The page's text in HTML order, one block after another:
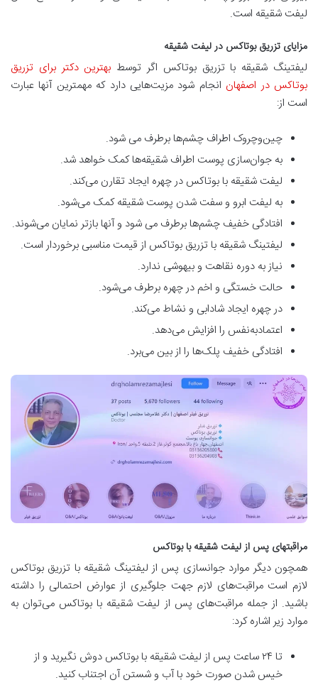
لیفت شقیقه است.
مزایای تزریق بوتاکس در لیفت شقیقه
لیفتینگ شقیقه با تزریق بوتاکس اگر توسط بهترین دکتر برای تزریق
بوتاکس در اصفهان انجام شود مزیت‌هایی دارد که مهمترین آنها عبارت
است از:
چین‌وچروک اطراف چشم‌ها برطرف می شود.
به جوان‌سازی پوست اطراف شقیقه‌ها کمک خواهد شد.
لیفت شقیقه با بوتاکس در چهره ایجاد تقارن می‌کند.
به لیفت ابرو و سفت شدن پوست شقیقه کمک می‌شود.
افتادگی خفیف چشم‌ها برطرف می شود و آنها بازتر نمایان می‌شوند.
لیفتینگ شقیقه با تزریق بوتاکس از قیمت مناسبی برخوردار است.
نیاز به دوره نقاهت و بیهوشی ندارد.
حالت خستگی و اخم در چهره برطرف می‌شود.
در چهره ایجاد شادابی و نشاط می‌کند.
اعتمادبه‌نفس را افزایش می‌دهد.
افتادگی خفیف پلک‌ها را از بین می‌برد.
مراقبتهای پس از لیفت شقیقه با بوتاکس
همچون دیگر موارد جوانسازی پس از لیفتینگ شقیقه با تزریق بوتاکس
لازم است مراقبت‌های لازم جهت جلوگیری از عوارض احتمالی را داشته
باشید. از جمله مراقبت‌های پس از لیفت شقیقه با بوتاکس می‌توان به
موارد زیر اشاره کرد:
تا ۲۴ ساعت پس از لیفت شقیقه با بوتاکس دوش نگیرید و از
خیس شدن صورت خود با آب و شستن آن اجتناب کنید.